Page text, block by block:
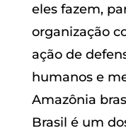
eles fazem,
organização
ação de
humanos e
Amazônia
Brasil é um